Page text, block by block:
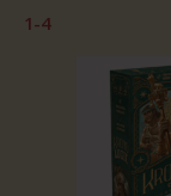
1-4